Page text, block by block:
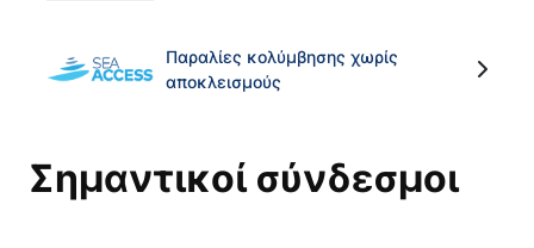
Παραλίες κολύμβησης χωρίς
αποκλεισμούς
Σημαντικοί σύνδεσμοι